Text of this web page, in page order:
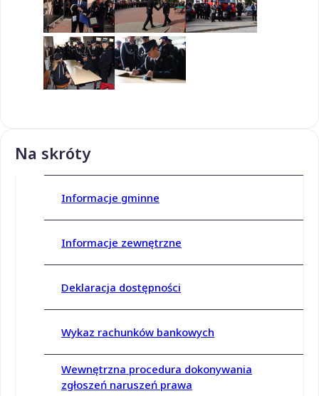
Na skróty
Informacje gminne
Informacje zewnętrzne
Deklaracja dostępności
Wykaz rachunków bankowych
Wewnętrzna procedura dokonywania
zgłoszeń naruszeń prawa